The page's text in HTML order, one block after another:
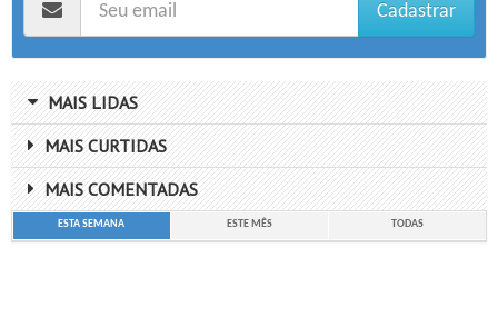
Cadastrar
MAIS LIDAS
MAIS CURTIDAS
MAIS COMENTADAS
ESTA SEMANA ESTE MÊS TODAS